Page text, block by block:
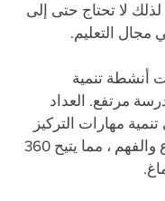
لا تحتاج حتى إلى
مجال التعليم.
أنشطة تنمية
مرتفع. العداد
مهارات التركيز
والإبداع والاستماع والفهم ، مما يتيح 360